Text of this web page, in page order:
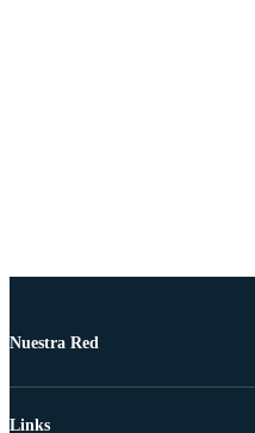
Nuestra Red
Links